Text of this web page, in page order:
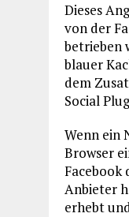
Dieses
von der
betrieben
blauer
dem
Social
Wenn ein
Browser
Facebook
Anbieter
erhebt